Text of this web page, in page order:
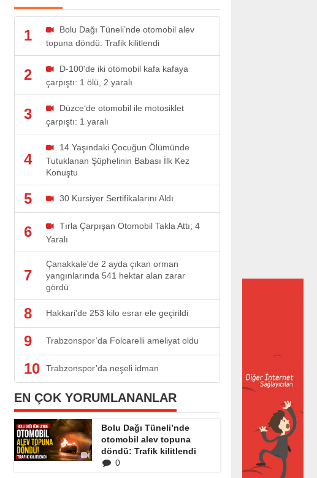
1
Bolu Dağı Tüneli’nde otomobil alev
topuna döndü: Trafik kilitlendi
2
D-100'de iki otomobil kafa kafaya
çarpıştı: 1 ölü, 2 yaralı
3
Düzce‘de otomobil ile motosiklet
çarpıştı: 1 yaralı
4
14 Yaşındaki Çocuğun Ölümünde
Tutuklanan Şüphelinin Babası İlk Kez
Konuştu
5 30 Kursiyer Sertifikalarını Aldı
6
Tırla Çarpışan Otomobil Takla Attı; 4
Yaralı
7
Çanakkale'de 2 ayda çıkan orman
yangınlarında 541 hektar alan zarar
gördü
8 Hakkari'de 253 kilo esrar ele geçirildi
9 Trabzonspor’da Folcarelli ameliyat oldu
10 Trabzonspor’da neşeli idman
EN ÇOK YORUMLANANLAR
Bolu Dağı Tüneli’nde
otomobil alev topuna
döndü: Trafik kilitlendi
0